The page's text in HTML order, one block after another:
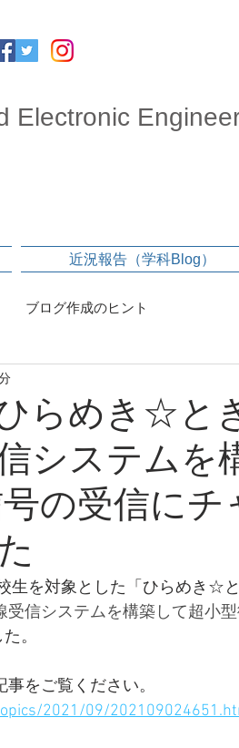
Electronic
近況報告（学科Blog）
ブログ作成のヒント
らめき☆と
システムを
の受信にチ
生を対象とした「ひらめき☆
信システムを構築して超小
。
事をご覧ください。
2021/09/